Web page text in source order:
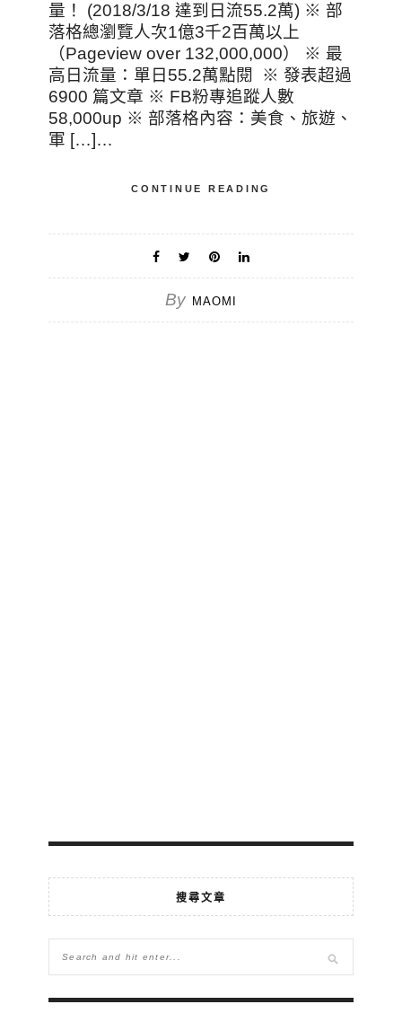
量！ (2018/3/18 達到日流55.2萬) ※ 部
落格總瀏覽人次1億3千2百萬以上
（Pageview over 132,000,000） ※ 最
高日流量：單日55.2萬點閱 ※ 發表超過
6900 篇文章 ※ FB粉專追蹤人數
58,000up ※ 部落格內容：美食、旅遊、
軍 […]…
CONTINUE READING
By MAOMI
搜尋文章